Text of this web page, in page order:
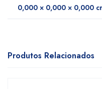
0,000 × 0,000 × 0,000
Produtos Relacionados